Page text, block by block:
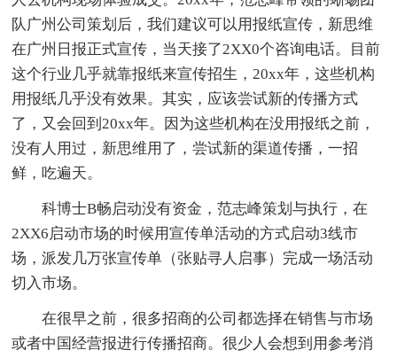
队广州公司策划后，我们建议可以用报纸宣传，新思维
在广州日报正式宣传，当天接了2XX0个咨询电话。目前
这个行业几乎就靠报纸来宣传招生，20xx年，这些机构
用报纸几乎没有效果。其实，应该尝试新的传播方式
了，又会回到20xx年。因为这些机构在没用报纸之前，
没有人用过，新思维用了，尝试新的渠道传播，一招
鲜，吃遍天。
科博士B畅启动没有资金，范志峰策划与执行，在
2XX6启动市场的时候用宣传单活动的方式启动3线市
场，派发几万张宣传单（张贴寻人启事）完成一场活动
切入市场。
在很早之前，很多招商的公司都选择在销售与市场
或者中国经营报进行传播招商。很少人会想到用参考消